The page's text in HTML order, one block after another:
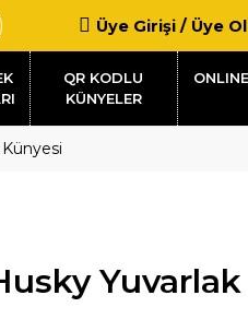
Üye Girişi / Üye Ol
QR KODLU
KÜNYELER
Yuvarlak